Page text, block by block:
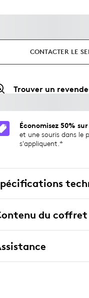
CONTACTER LE
Trouver un
Économisez 50%
et une souris dans le
s'appliquent.*
du coffret